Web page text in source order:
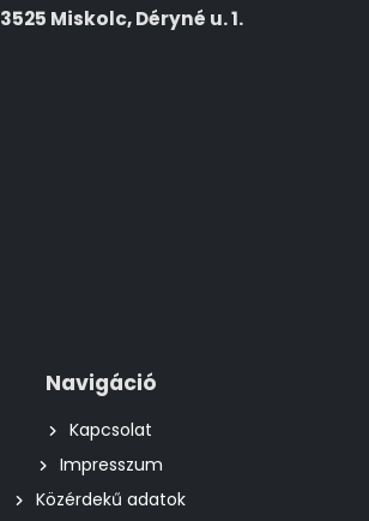
3525 Miskolc, Déryné u. 1.
Navigáció
Kapcsolat
Impresszum
Közérdekű adatok